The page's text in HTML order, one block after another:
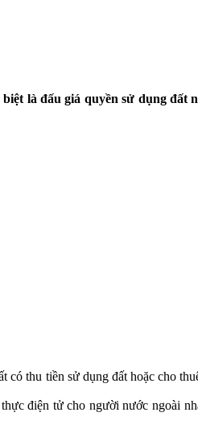
là đấu giá quyền sử dụng đất
thu tiền sử dụng đất hoặc cho
điện tử cho người nước ngoài